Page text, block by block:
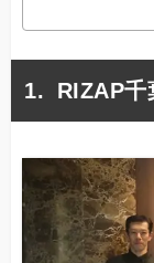
RIZAP千